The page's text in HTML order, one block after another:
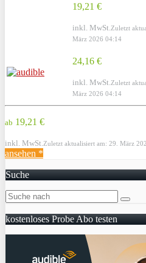
19,21 €
inkl. MwSt. Zuletzt
März 2026 04:14
24,16 €
inkl. MwSt. Zuletzt
März 2026 04:14
ab 19,21 €
inkl. MwSt. Zuletzt aktualisiert am: 29. März
ansehen *
Suche
kostenloses Probe Abo testen